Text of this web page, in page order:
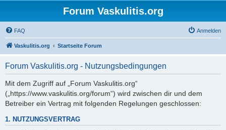
Forum Vaskulitis.org
FAQ Anmelden
Vaskulitis.org Startseite Forum
Forum Vaskulitis.org - Nutzungsbedingungen
Mit dem Zugriff auf „Forum Vaskulitis.org“
(„https://www.vaskulitis.org/forum“) wird zwischen dir und dem
Betreiber ein Vertrag mit folgenden Regelungen geschlossen:
1. NUTZUNGSVERTRAG